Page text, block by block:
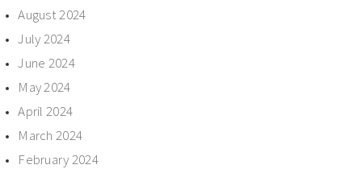
August 2024
July 2024
June 2024
May 2024
April 2024
March 2024
February 2024